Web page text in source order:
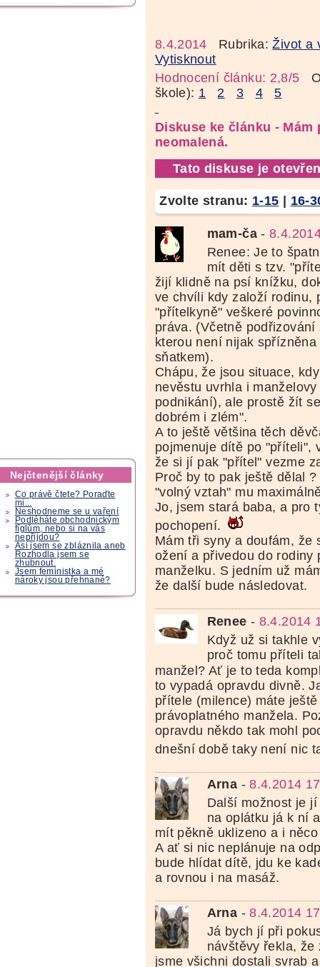
Nejčtenější články
Co právě čtete? Poraďte
mi...
Neshodneme se u vaření
Podléháte obchodnickým
fíglům, nebo si na vás
nepřijdou?
Asi jsem se zbláznila aneb
Rozhodla jsem se
zhubnout.
Jsem feministka a mé
nároky jsou přehnané?
8.4.2014 Rubrika:Život a
Vytisknout
Hodnocení článku: 2,8/5
škole): 1 2 3 4 5
Diskuse ke článku -
neomalená.
Tato diskuse je
Zvolte stranu: 1-15 | 16-
mam-ča-
Renee: Je to
mít děti s tzv.
žijí klidně na psí knížku,
ve chvíli kdy založí rodinu,
"přítelkyně" veškeré
práva. (Včetně
kterou není nijak
sňatkem).
Chápu, že jsou situace,
nevěstu uvrhla i
podnikání), ale prostě žít
dobrém i zlém".
A to ještě většina těch
pojmenuje dítě po "příteli",
že si jí pak "přítel" vezme
Proč by to pak ještě dělal
"volný vztah" mu
Jo, jsem stará baba, a pro
pochopení.
Mám tři syny a doufám, že
ožení a přivedou do rodiny
manželku. S jedním už
že další bude následovat.
Renee - 8.4.2014
Když už si takhle
proč tomu příteli
manžel? Ať je to teda
to vypadá opravdu divně.
přítele (milence) máte
právoplatného manžela.
opravdu někdo tak mohl
dnešní době taky není nic
Arna -8.4.2014
Další možnost je
na oplátku já k ní
mít pěkně uklizeno a i
A ať si nic neplánuje na
bude hlídat dítě, jdu ke
a rovnou i na masáž.
Arna -8.4.2014
Já bych jí při
návštěvy řekla, že
jsme všichni dostali svrab